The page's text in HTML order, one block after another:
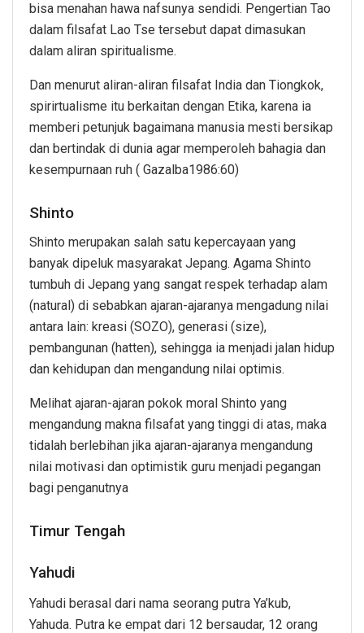
bisa menahan hawa nafsunya sendidi. Pengertian Tao
dalam filsafat Lao Tse tersebut dapat dimasukan
dalam aliran spiritualisme.
Dan menurut aliran-aliran filsafat India dan Tiongkok,
spirirtualisme itu berkaitan dengan Etika, karena ia
memberi petunjuk bagaimana manusia mesti bersikap
dan bertindak di dunia agar memperoleh bahagia dan
kesempurnaan ruh ( Gazalba1986:60)
Shinto
Shinto merupakan salah satu kepercayaan yang
banyak dipeluk masyarakat Jepang. Agama Shinto
tumbuh di Jepang yang sangat respek terhadap alam
(natural) di sebabkan ajaran-ajaranya mengadung nilai
antara lain: kreasi (SOZO), generasi (size),
pembangunan (hatten), sehingga ia menjadi jalan hidup
dan kehidupan dan mengandung nilai optimis.
Melihat ajaran-ajaran pokok moral Shinto yang
mengandung makna filsafat yang tinggi di atas, maka
tidalah berlebihan jika ajaran-ajaranya mengandung
nilai motivasi dan optimistik guru menjadi pegangan
bagi penganutnya
Timur Tengah
Yahudi
Yahudi berasal dari nama seorang putra Ya’kub,
Yahuda. Putra ke empat dari 12 bersaudar, 12 orang